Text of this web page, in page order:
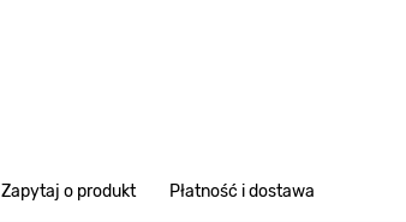
Zapytaj o produkt Płatność i dostawa